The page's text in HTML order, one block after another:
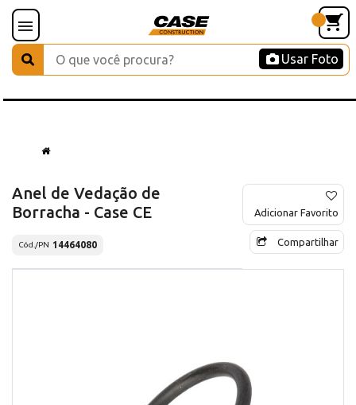
Usar Foto
Anel de Vedação de
Borracha - Case CE
Cód./PN 14464080
Adicionar Favorito
Compartilhar